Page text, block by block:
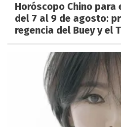
Horóscopo Chino para
del 7 al 9 de agosto:
regencia del Buey y el